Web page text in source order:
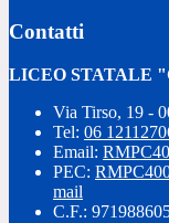
Contatti
LICEO STATALE
Via Tirso, 19 -
Tel: 06
Email:
PEC:
mail
C.F.: